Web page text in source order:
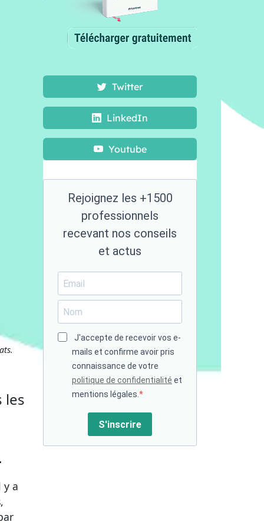
les
a
Twitter
LinkedIn
Youtube
Rejoignez les +1500
professionnels
recevant nos conseils
et actus
J'accepte de recevoir vos e-
mails et confirme avoir pris
connaissance de votre
politique de confidentialité et
mentions légales.
S'inscrire